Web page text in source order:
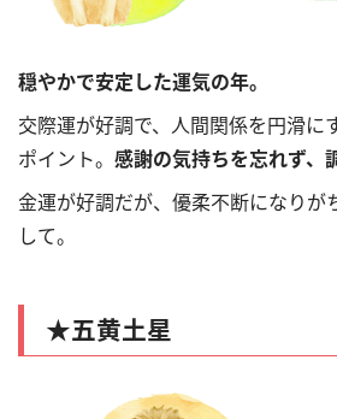
穏やかで安定した運気の年。
交際運が好調で、人間関係を円滑に
ポイント。 感謝の気持ちを忘れず、
金運が好調だが、優柔不断になりが
して。
★五黄土星